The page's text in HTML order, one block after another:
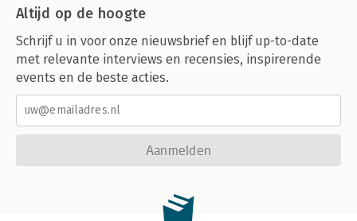
Altijd op de hoogte
Schrijf u in voor onze nieuwsbrief en blijf up-to-date
met relevante interviews en recensies, inspirerende
events en de beste acties.
Aanmelden